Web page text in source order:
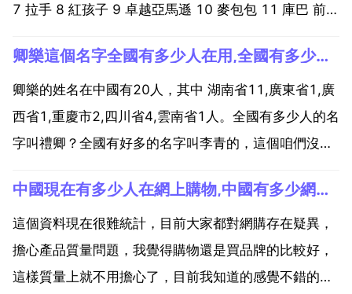
7 拉手 8 紅孩子 9 卓越亞馬遜 10 麥包包 11 庫巴 前段
的也有兩三個億的人吧 中國差不多有10 的人網購過！
也就是說...
卿樂這個名字全國有多少人在用,全國有多少人的名字叫禮卿？？？
卿樂的姓名在中國有20人，其中 湖南省11,廣東省1,廣
西省1,重慶市2,四川省4,雲南省1人。全國有多少人的名
字叫禮卿？全國有好多的名字叫李青的，這個咱們沒法
這也查不了 全國有多少人的名字叫禮卿，肯定有很多。
有上千吧！禮卿在70年代的時候很好人取的 ...
中國現在有多少人在網上購物,中國有多少網民？有多少人在網上購物呢？
這個資料現在很難統計，目前大家都對網購存在疑異，
擔心產品質量問題，我覺得購物還是買品牌的比較好，
這樣質量上就不用擔心了，目前我知道的感覺不錯的店